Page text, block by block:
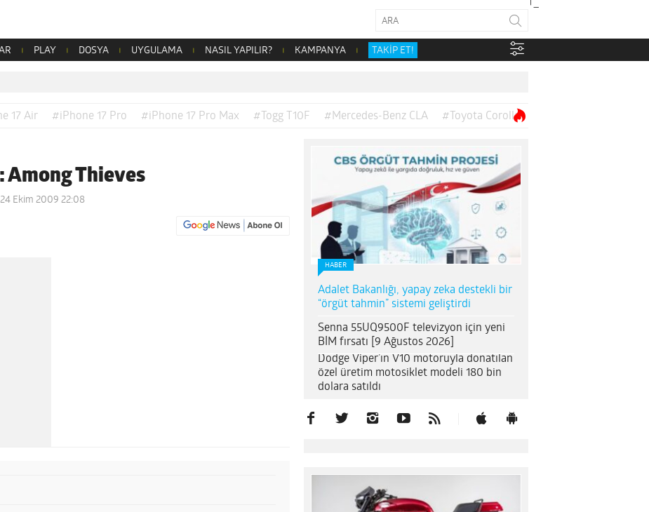
PLAY DOSYA UYGULAMA NASIL YAPILIR? KAMPANYA TAKİP ET!
17 Air #iPhone 17 Pro #iPhone 17 Pro Max #Togg T10F #Mercedes-Benz CLA #Toyota Corolla
Among Thieves
Ekim 2009 22:08
HABER
Adalet Bakanlığı, yapay zeka destekli bir
“örgüt tahmin” sistemi geliştirdi
Senna 55UQ9500F televizyon için yeni
BİM fırsatı [9 Ağustos 2026]
Dodge Viper’ın V10 motoruyla donatılan
özel üretim motosiklet modeli 180 bin
dolara satıldı